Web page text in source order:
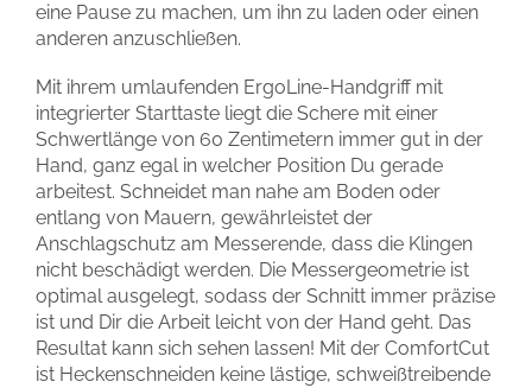
eine Pause zu machen, um ihn zu laden oder einen
anderen anzuschließen.
Mit ihrem umlaufenden ErgoLine-Handgriff mit
integrierter Starttaste liegt die Schere mit einer
Schwertlänge von 60 Zentimetern immer gut in der
Hand, ganz egal in welcher Position Du gerade
arbeitest. Schneidet man nahe am Boden oder
entlang von Mauern, gewährleistet der
Anschlagschutz am Messerende, dass die Klingen
nicht beschädigt werden. Die Messergeometrie ist
optimal ausgelegt, sodass der Schnitt immer präzise
ist und Dir die Arbeit leicht von der Hand geht. Das
Resultat kann sich sehen lassen! Mit der ComfortCut
ist Heckenschneiden keine lästige, schweißtreibende